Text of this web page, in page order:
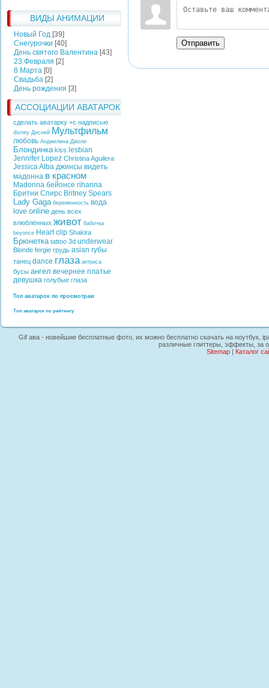
ВИДЫ АНИМАЦИИ
Новый Год [39]
Снегурочки [40]
День святого Валентина [43]
23 Февраля [2]
8 Марта [0]
Свадьба [2]
День рождения [3]
АССОЦИАЦИИ АВАТАРОК
сделать аватарку +с надписью
disney Дисней Мультфильм
любовь Анджелина Джоли
Блондинка kiss lesbian
Jennifer Lopez Christina Aguilera
Jessica Alba джинсы видеть
мадонна в красном
Madonna бейонсе rihanna
Бритни Спирс Britney Spears
Lady Gaga беременность вода
love online день всех
влюблённых живот бабочка
beyonce Heart clip Shakira
Брюнетка tattoo 3d underwear
Blonde fergie грудь asian губы
танец dance глаза актриса
бусы ангел вечернее платье
девушка голубые глаза
Топ аватарок по просмотрам
Топ аватарок по рейтингу
Отправить
Gif ава - новейшие бесплатные фото, их можно бесплатно скачать на ноутбук,
различные глиттеры, эффекты, за
Sitemap| Каталог